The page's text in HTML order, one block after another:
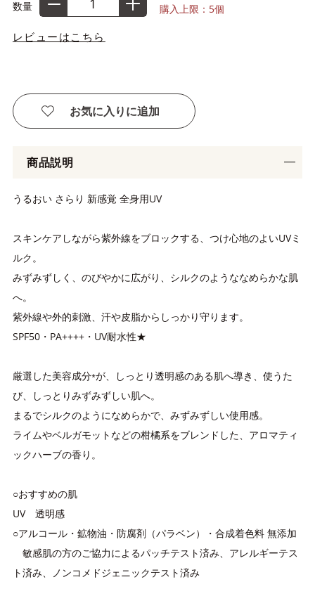
数量 購入上限：5個
レビューはこちら
お気に入りに追加
商品説明
うるおい さらり 新感覚 全身用UV
スキンケアしながら紫外線をブロックする、つけ心地のよいUVミ
ルク。
みずみずしく、のびやかに広がり、シルクのようななめらかな肌
へ。
紫外線や外的刺激、汗や皮脂からしっかり守ります。
SPF50・PA++++・UV耐水性★
厳選した美容成分*が、しっとり透明感のある肌へ導き、使うた
び、しっとりみずみずしい肌へ。
まるでシルクのようになめらかで、みずみずしい使用感。
ライムやベルガモットなどの柑橘系をブレンドした、アロマティ
ックハーブの香り。
○おすすめの肌
UV 透明感
○アルコール・鉱物油・防腐剤（パラベン）・合成着色料 無添加
敏感肌の方のご協力によるパッチテスト済み、アレルギーテス
ト済み、ノンコメドジェニックテスト済み